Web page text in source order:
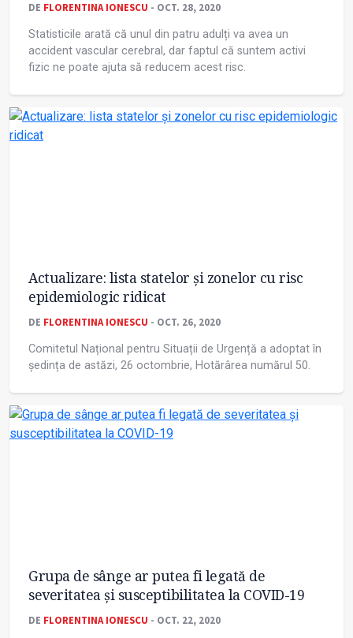
DE FLORENTINA IONESCU - OCT. 28, 2020
Statisticile arată că unul din patru adulți va avea un
accident vascular cerebral, dar faptul că suntem activi
fizic ne poate ajuta să reducem acest risc.
Actualizare: lista statelor și zonelor cu risc
epidemiologic ridicat
DE FLORENTINA IONESCU - OCT. 26, 2020
Comitetul Național pentru Situații de Urgență a adoptat în
ședința de astăzi, 26 octombrie, Hotărârea numărul 50.
Grupa de sânge ar putea fi legată de
severitatea și susceptibilitatea la COVID-19
DE FLORENTINA IONESCU - OCT. 22, 2020